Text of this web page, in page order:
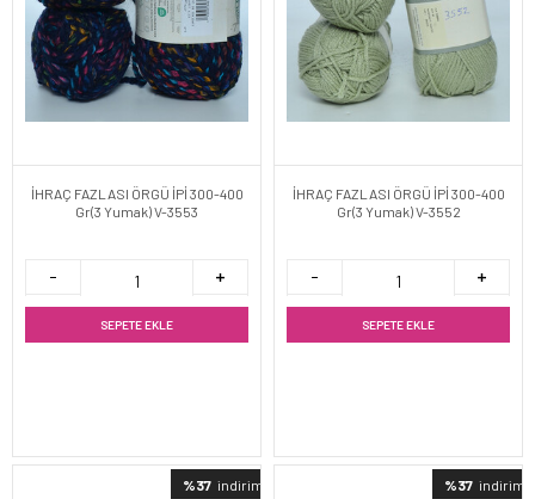
İHRAÇ FAZLASI ÖRGÜ İPİ 300-400
Gr(3 Yumak) V-3553
SEPETE EKLE
İHRAÇ FAZLASI ÖRGÜ İPİ 300-400
Gr(3 Yumak) V-3552
SEPETE EKLE
%37 indirimli %37 indirimli